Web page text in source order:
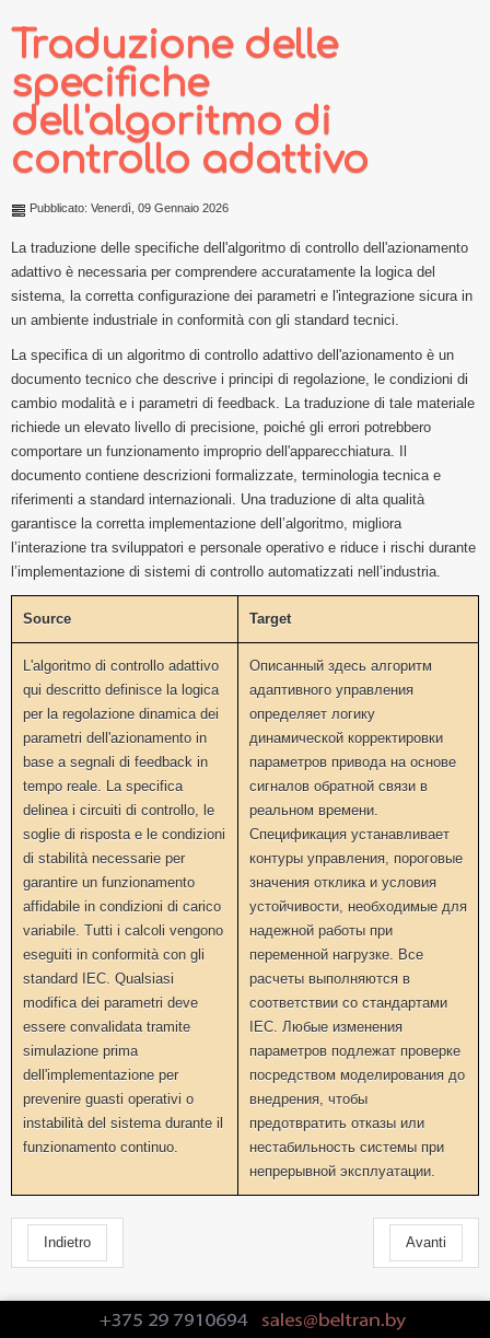
Traduzione delle
specifiche
dell'algoritmo di
controllo adattivo
Pubblicato: Venerdì, 09 Gennaio 2026
La traduzione delle specifiche dell'algoritmo di controllo dell'azionamento
adattivo è necessaria per comprendere accuratamente la logica del
sistema, la corretta configurazione dei parametri e l'integrazione sicura in
un ambiente industriale in conformità con gli standard tecnici.
La specifica di un algoritmo di controllo adattivo dell'azionamento è un
documento tecnico che descrive i principi di regolazione, le condizioni di
cambio modalità e i parametri di feedback. La traduzione di tale materiale
richiede un elevato livello di precisione, poiché gli errori potrebbero
comportare un funzionamento improprio dell'apparecchiatura. Il
documento contiene descrizioni formalizzate, terminologia tecnica e
riferimenti a standard internazionali. Una traduzione di alta qualità
garantisce la corretta implementazione dell’algoritmo, migliora
l’interazione tra sviluppatori e personale operativo e riduce i rischi durante
l’implementazione di sistemi di controllo automatizzati nell’industria.
Source Target
L'algoritmo di controllo adattivo
qui descritto definisce la logica
per la regolazione dinamica dei
parametri dell'azionamento in
base a segnali di feedback in
tempo reale. La specifica
delinea i circuiti di controllo, le
soglie di risposta e le condizioni
di stabilità necessarie per
garantire un funzionamento
affidabile in condizioni di carico
variabile. Tutti i calcoli vengono
eseguiti in conformità con gli
standard IEC. Qualsiasi
modifica dei parametri deve
essere convalidata tramite
simulazione prima
dell'implementazione per
prevenire guasti operativi o
instabilità del sistema durante il
funzionamento continuo.
Описанный здесь алгоритм
адаптивного управления
определяет логику
динамической корректировки
параметров привода на основе
сигналов обратной связи в
реальном времени.
Спецификация устанавливает
контуры управления, пороговые
значения отклика и условия
устойчивости, необходимые для
надежной работы при
переменной нагрузке. Все
расчеты выполняются в
соответствии со стандартами
IEC. Любые изменения
параметров подлежат проверке
посредством моделирования до
внедрения, чтобы
предотвратить отказы или
нестабильность системы при
непрерывной эксплуатации.
Indietro Avanti